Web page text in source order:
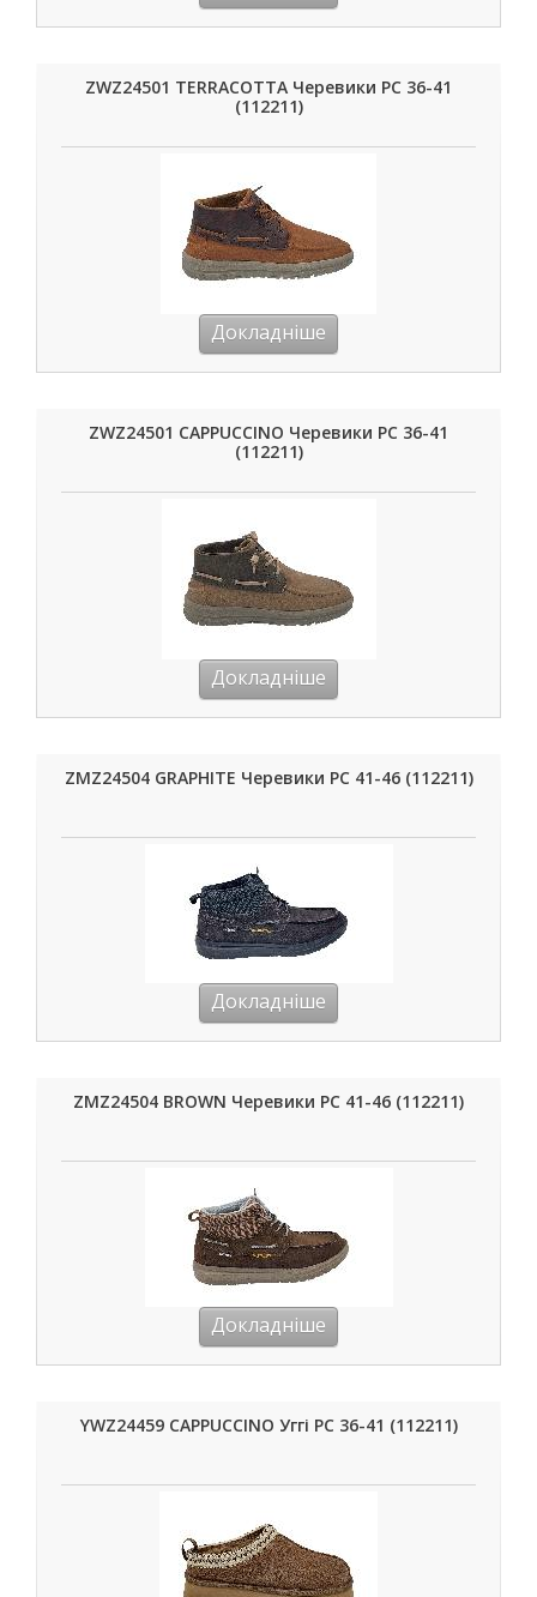
ZWZ24501 TERRACOTTA Черевики РС 36-41
(112211)
Докладніше
ZWZ24501 CAPPUCCINO Черевики РС 36-41
(112211)
Докладніше
ZMZ24504 GRAPHITE Черевики РС 41-46 (112211)
Докладніше
ZMZ24504 BROWN Черевики РС 41-46 (112211)
Докладніше
YWZ24459 CAPPUCCINO Уггі РС 36-41 (112211)